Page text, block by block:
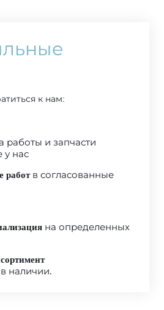
к нам:
работы и запчасти
у нас
работв согласованные
на определенных
наличии.